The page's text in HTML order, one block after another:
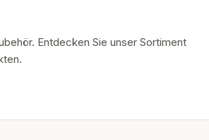
Entdecken Sie unser Sortiment